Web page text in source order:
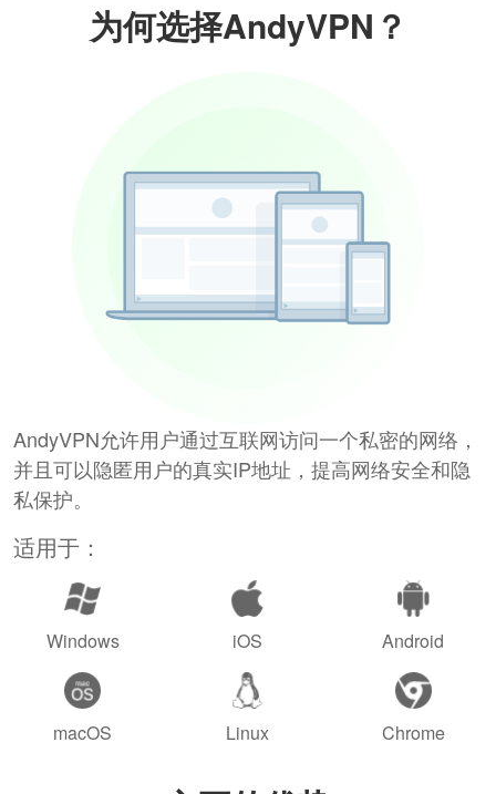
为何选择AndyVPN？
AndyVPN允许用户通过互联网访问一个私密的网络，
并且可以隐匿用户的真实IP地址，提高网络安全和隐
私保护。
适用于：
Windows iOS Android
macOS Linux Chrome